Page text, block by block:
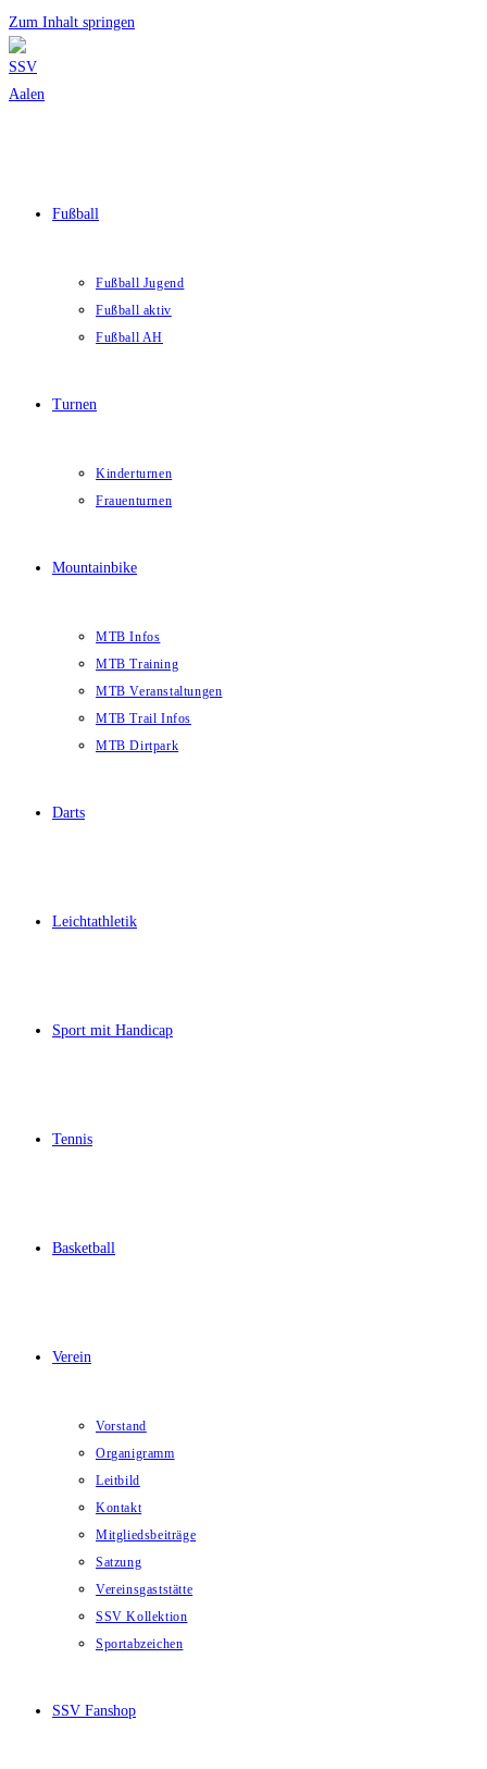
Zum Inhalt springen
Fußball
Fußball Jugend
Fußball aktiv
Fußball AH
Turnen
Kinderturnen
Frauenturnen
Mountainbike
MTB Infos
MTB Training
MTB Veranstaltungen
MTB Trail Infos
MTB Dirtpark
Darts
Leichtathletik
Sport mit Handicap
Tennis
Basketball
Verein
Vorstand
Organigramm
Leitbild
Kontakt
Mitgliedsbeiträge
Satzung
Vereinsgaststätte
SSV Kollektion
Sportabzeichen
SSV Fanshop